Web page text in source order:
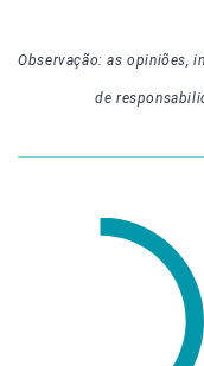
Observação: as opiniões,
de